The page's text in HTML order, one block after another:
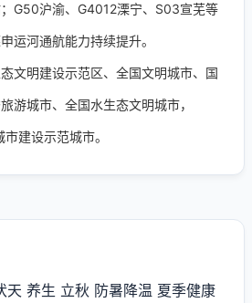
G50沪渝、G4012溧宁、S03宣芜等
运河通航能力持续提升。
文明建设示范区、全国文明城市、国
游城市、全国水生态文明城市，
建设示范城市。
天 养生 立秋 防暑降温 夏季健康